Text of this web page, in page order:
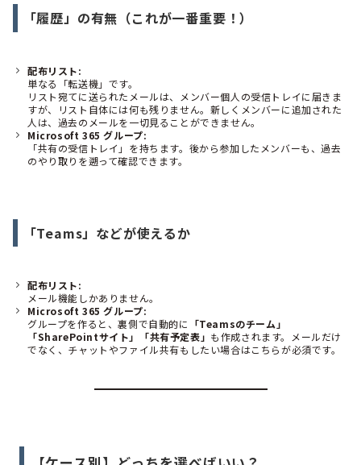
「履歴」の有無（これが一番重要！）
配布リスト:
単なる「転送機」です。
リスト宛てに送られたメールは、メンバー個人の受信トレイに届きま
すが、リスト自体には何も残りません。新しくメンバーに追加された
人は、過去のメールを一切見ることができません。
Microsoft 365 グループ:
「共有の受信トレイ」を持ちます。後から参加したメンバーも、過去
のやり取りを遡って確認できます。
「Teams」などが使えるか
配布リスト:
メール機能しかありません。
Microsoft 365 グループ:
グループを作ると、裏側で自動的に 「Teamsのチーム」
「SharePointサイト」「共有予定表」 も作成されます。メールだけ
でなく、チャットやファイル共有もしたい場合はこちらが必須です。